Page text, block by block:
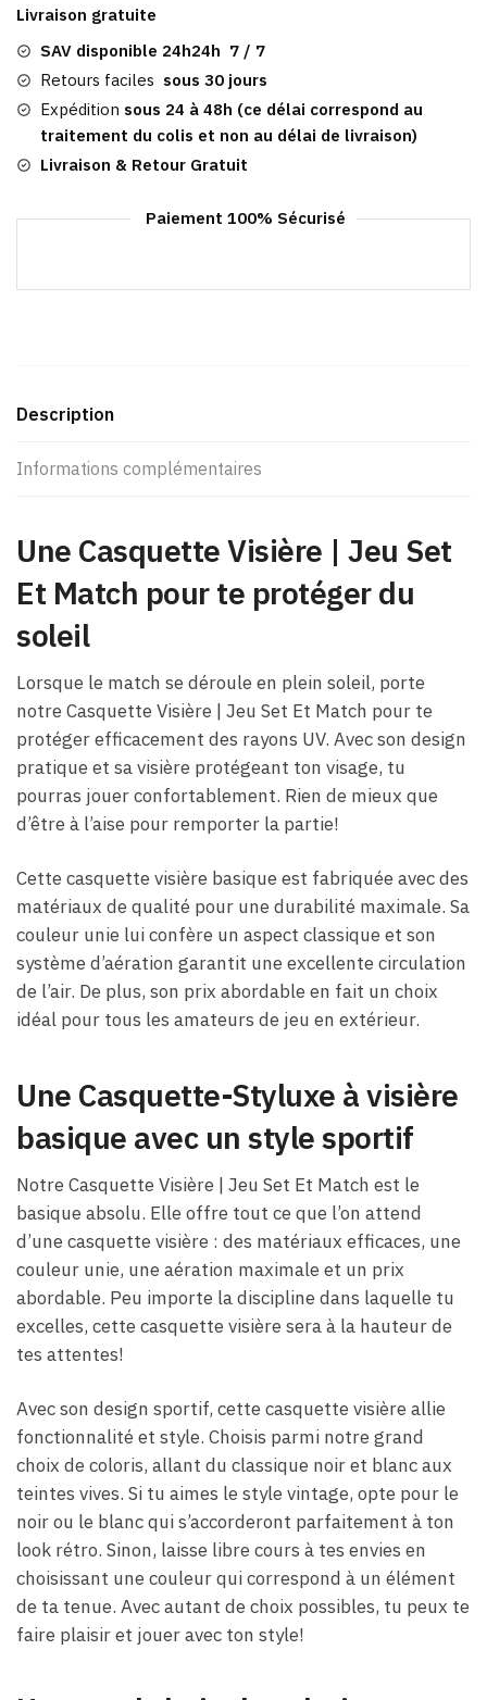
| Jeu
Set
Et
Match
Livraison gratuite
SAV disponible 24h24h 7 / 7
Retours faciles sous 30 jours
Expédition sous 24 à 48h (ce délai correspond au
traitement du colis et non au délai de livraison)
Livraison & Retour Gratuit
Paiement 100% Sécurisé
Description
Informations complémentaires
Une Casquette Visière | Jeu Set
Et Match pour te protéger du
soleil
Lorsque le match se déroule en plein soleil, porte
notre Casquette Visière | Jeu Set Et Match pour te
protéger efficacement des rayons UV. Avec son design
pratique et sa visière protégeant ton visage, tu
pourras jouer confortablement. Rien de mieux que
d’être à l’aise pour remporter la partie!
Cette casquette visière basique est fabriquée avec des
matériaux de qualité pour une durabilité maximale. Sa
couleur unie lui confère un aspect classique et son
système d’aération garantit une excellente circulation
de l’air. De plus, son prix abordable en fait un choix
idéal pour tous les amateurs de jeu en extérieur.
Une Casquette-Styluxe à visière
basique avec un style sportif
Notre Casquette Visière | Jeu Set Et Match est le
basique absolu. Elle offre tout ce que l’on attend
d’une casquette visière : des matériaux efficaces, une
couleur unie, une aération maximale et un prix
abordable. Peu importe la discipline dans laquelle tu
excelles, cette casquette visière sera à la hauteur de
tes attentes!
Avec son design sportif, cette casquette visière allie
fonctionnalité et style. Choisis parmi notre grand
choix de coloris, allant du classique noir et blanc aux
teintes vives. Si tu aimes le style vintage, opte pour le
noir ou le blanc qui s’accorderont parfaitement à ton
look rétro. Sinon, laisse libre cours à tes envies en
choisissant une couleur qui correspond à un élément
de ta tenue. Avec autant de choix possibles, tu peux te
faire plaisir et jouer avec ton style!